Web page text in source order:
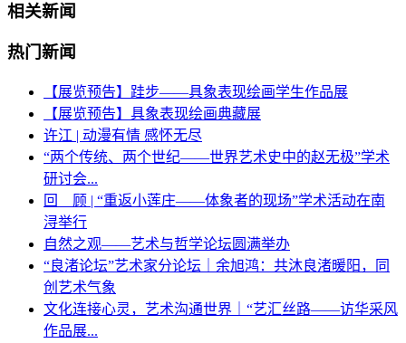
相关新闻
热门新闻
【展览预告】跬步——具象表现绘画学生作品展
【展览预告】具象表现绘画典藏展
许江 | 动漫有情 感怀无尽
“两个传统、两个世纪——世界艺术史中的赵无极”学术
研讨会...
回 顾 | “重返小莲庄——体象者的现场”学术活动在南
浔举行
自然之观——艺术与哲学论坛圆满举办
“良渚论坛”艺术家分论坛｜余旭鸿：共沐良渚暖阳，同
创艺术气象
文化连接心灵，艺术沟通世界｜“艺汇丝路——访华采风
作品展...